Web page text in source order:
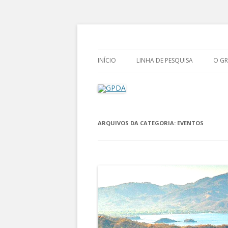
INÍCIO LINHA DE PESQUISA O
ARQUIVOS DA CATEGORIA: EVENTOS